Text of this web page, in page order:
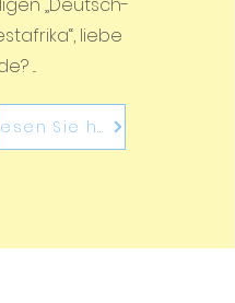
liebe
...
lesen Sie hier